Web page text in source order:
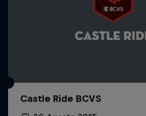
Castle Ride BCVS